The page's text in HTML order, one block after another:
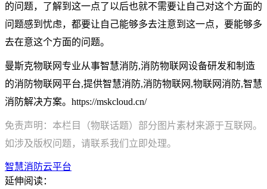
的问题，了解到这一点了以后也就不需要让自己对这个方面的
问题感到忧虑，都要让自己能够多去注意到这一点，要能够多
去在意这个方面的问题。
曼斯克物联网专业从事智慧消防,消防物联网设备研发和制造
的消防物联网平台,提供智慧消防,消防物联网,物联网消防,智慧
消防解决方案。https://mskcloud.cn/
免责声明：本栏目（物联话题）部分图片素材来源于互联网。
如涉及版权问题，请联系我们立即处理。
智慧消防云平台
延伸阅读：